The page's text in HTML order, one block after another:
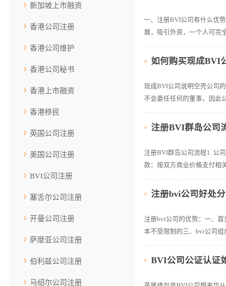
新加坡上市融资
香港公司注册
香港公司维护
香港公司秘书
香港上市融资
香港移民
英国公司注册
美国公司注册
BVI公司注册
塞舌尔公司注册
开曼公司注册
萨摩亚公司注册
伯利兹公司注册
马绍尔公司注册
一、注册BVI公司有什么优
展，吸引外资，一个人可完
如何购买现成BVI
现成BVI公司说明空壳公司
不会委任任何的董事，因此
注册BVI群岛公司
注册BVI群岛公司流程1. 公
款：按双方商业价格支付相
注册bvi公司好处
注册bvi公司的优势：一、
本不受限制的三、bvi公司组
BVI公司公证认证